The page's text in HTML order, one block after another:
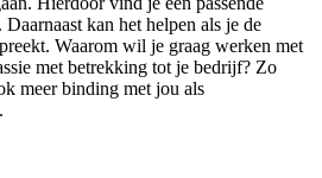
kan het helpen als je de
Waarom wil je graag werken met
met betrekking tot je bedrijf? Zo
meer binding met jou als